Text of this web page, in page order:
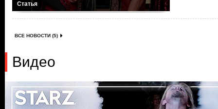
Статья
ВСЕ НОВОСТИ (5)
Видео